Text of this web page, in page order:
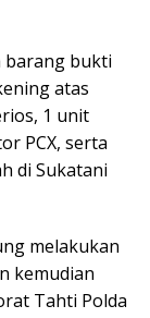
barang bukti
atas
1 unit
PCX, serta
di Sukatani
melakukan
kemudian
Tahti Polda